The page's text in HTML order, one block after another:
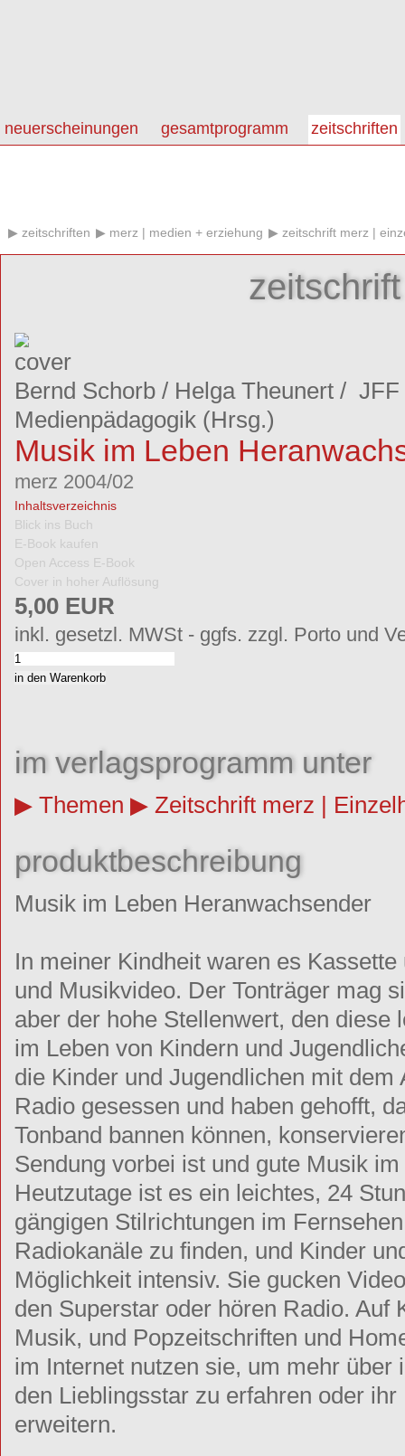
neuerscheinungen gesamtprogramm zeitschriften
zeitschriften merz | medien + erziehung zeitschrift merz |
Bernd Schorb / Helga Theunert / JFF
Medienpädagogik (Hrsg.)
Musik im Leben
merz 2004/02
Inhaltsverzeichnis
Blick ins Buch
E-Book kaufen
Open Access E-Book
Cover in hoher Auflösung
5,00 EUR
inkl. gesetzl. MWSt - ggfs. zzgl. Porto und
im verlagsprogramm unter
Themen Zeitschrift merz |
produktbeschreibung
Musik im Leben Heranwachsender
In meiner Kindheit waren es
und Musikvideo. Der Tonträger mag
aber der hohe Stellenwert, den diese
im Leben von Kindern und
die Kinder und Jugendlichen mit dem
Radio gesessen und haben gehofft,
Tonband bannen können,
Sendung vorbei ist und gute Musik
Heutzutage ist es ein leichtes, 24
gängigen Stilrichtungen im
Radiokanäle zu finden, und Kinder
Möglichkeit intensiv. Sie gucken
den Superstar oder hören Radio. Auf
Musik, und Popzeitschriften und
im Internet nutzen sie, um mehr über
den Lieblingsstar zu erfahren oder
erweitern.